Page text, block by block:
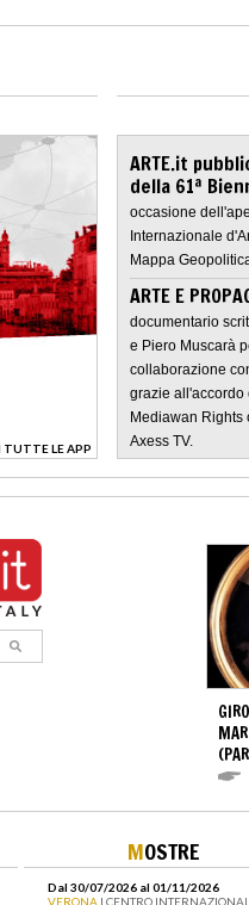
TUTTE LE APP
ARTE.it
della 61ª
occasione
Internazionale
Mappa
ARTE E
documentario
e Piero Muscarà
collaborazione
grazie all'accordo
Mediawan
Axess TV.
MOSTRE
Dal 30/07/2026 al 01/11/2026
VERONA | CENTRO